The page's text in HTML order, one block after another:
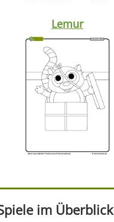
Lemur
im Überblick